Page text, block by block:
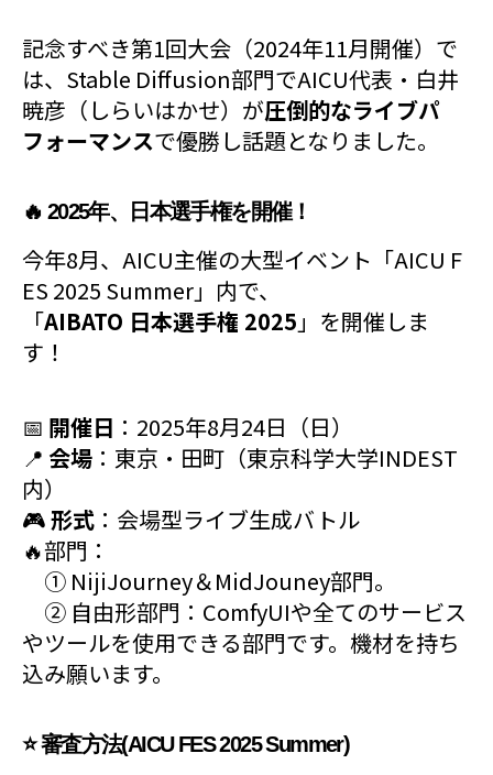
記念すべき第1回大会（2024年11月開催）で
は、Stable Diffusion部門でAICU代表・白井
暁彦（しらいはかせ）が圧倒的なライブパ
フォーマンスで優勝し話題となりました。
🔥 2025年、日本選手権を開催！
今年8月、AICU主催の大型イベント「AICU F
ES 2025 Summer」内で、
「AIBATO 日本選手権 2025 」を開催しま
す！
📅 開催日 ：2025年8月24日（日）
📍 会場 ：東京・田町（東京科学大学INDEST
内）
🎮形式 ：会場型ライブ生成バトル
🔥部門：
① NijiJourney＆MidJouney部門。
② 自由形部門：ComfyUIや全てのサービス
やツールを使用できる部門です。機材を持ち
込み願います。
⭐️ 審査方法(AICU FES 2025 Summer)